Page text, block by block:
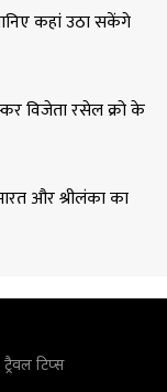
कहां उठा सकेंगे
विजेता रसेल क्रो के
और श्रीलंका का
ट्रैवल टिप्स